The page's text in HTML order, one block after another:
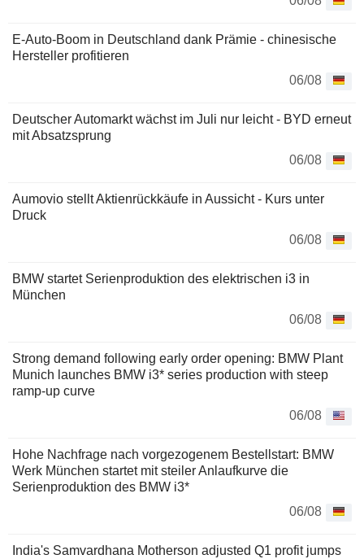
E-Auto-Boom in Deutschland dank Prämie - chinesische
Hersteller profitieren
06/08
Deutscher Automarkt wächst im Juli nur leicht - BYD erneut
mit Absatzsprung
06/08
Aumovio stellt Aktienrückkäufe in Aussicht - Kurs unter
Druck
06/08
BMW startet Serienproduktion des elektrischen i3 in
München
06/08
Strong demand following early order opening: BMW Plant
Munich launches BMW i3* series production with steep
ramp-up curve
06/08
Hohe Nachfrage nach vorgezogenem Bestellstart: BMW
Werk München startet mit steiler Anlaufkurve die
Serienproduktion des BMW i3*
06/08
India's Samvardhana Motherson adjusted Q1 profit jumps